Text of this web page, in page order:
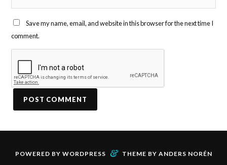
Save my name, email, and website in this browser for the next time I
comment.
POWERED BY WORDPRESS & THEME BY ANDERS NORÉN